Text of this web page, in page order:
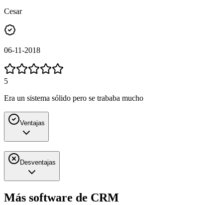
Cesar
06-11-2018
5
Era un sistema sólido pero se trababa mucho
Ventajas
Desventajas
Más software de CRM